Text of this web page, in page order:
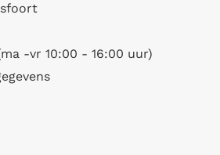
-vr 10:00 - 16:00 uur)